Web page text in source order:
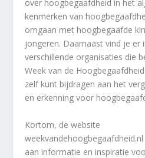
over hoogbegaafdheid in het
kenmerken van
omgaan met hoogbegaafde
jongeren. Daarnaast vind je er
verschillende organisaties die
Week van de
zelf kunt bijdragen aan het
en erkenning voor
Kortom, de website
aan informatie en inspiratie